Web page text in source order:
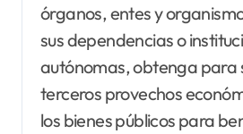
órganos, entes y
sus dependencias o
autónomas, obtenga para
terceros provechos
los bienes públicos para